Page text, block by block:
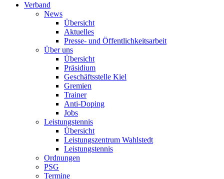
Verband
News
Übersicht
Aktuelles
Presse- und Öffentlichkeitsarbeit
Über uns
Übersicht
Präsidium
Geschäftsstelle Kiel
Gremien
Trainer
Anti-Doping
Jobs
Leistungstennis
Übersicht
Leistungszentrum Wahlstedt
Leistungstennis
Ordnungen
PSG
Termine